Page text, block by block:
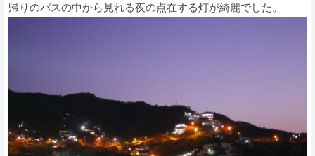
帰りのバスの中から見れる夜の点在する灯が綺麗でした。